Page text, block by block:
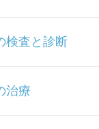
検査と診断
治療